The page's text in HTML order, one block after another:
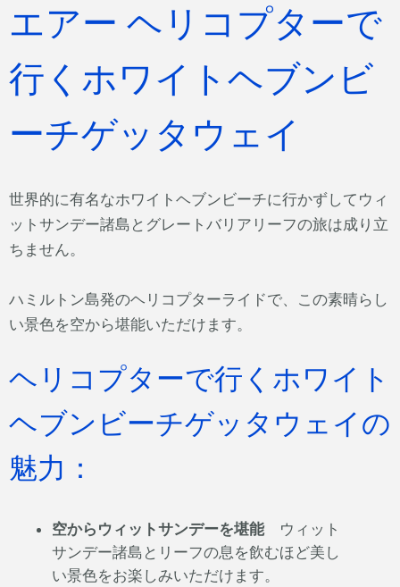
エアー ヘリコプターで
行くホワイトヘブンビ
ーチゲッタウェイ
世界的に有名なホワイトヘブンビーチに行かずしてウィ
ットサンデー諸島とグレートバリアリーフの旅は成り立
ちません。
ハミルトン島発のヘリコプターライドで、この素晴らし
い景色を空から堪能いただけます。
ヘリコプターで行くホワイト
ヘブンビーチゲッタウェイの
魅力：
空からウィットサンデーを堪能
ウィット
サンデー諸島とリーフの息を飲むほど美し
い景色をお楽しみいただけます。